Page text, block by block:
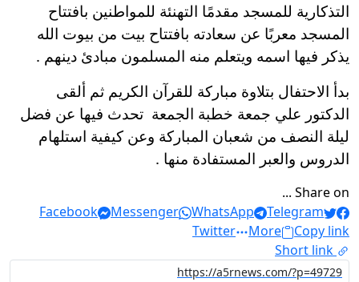
التذكارية للمسجد مقدمًا التهنئة للمواطنين بافتتاح
المسجد معربًا عن سعادته بافتتاح بيت من بيوت الله
يذكر فيها اسمه ويتعلم منه المسلمون مبادئ دينهم .
بدأ الاحتفال بتلاوة مباركة للقرآن الكريم ثم ألقى
الدكتور علي جمعة خطبة الجمعة تحدث فيها عن فضل
ليلة النصف من شعبان المباركة وعن كيفية استلهام
الدروس والعبر المستفادة منها .
Share on ...
Facebook
Messenger WhatsApp
Telegram
Twitter
More
Copy link
Short link